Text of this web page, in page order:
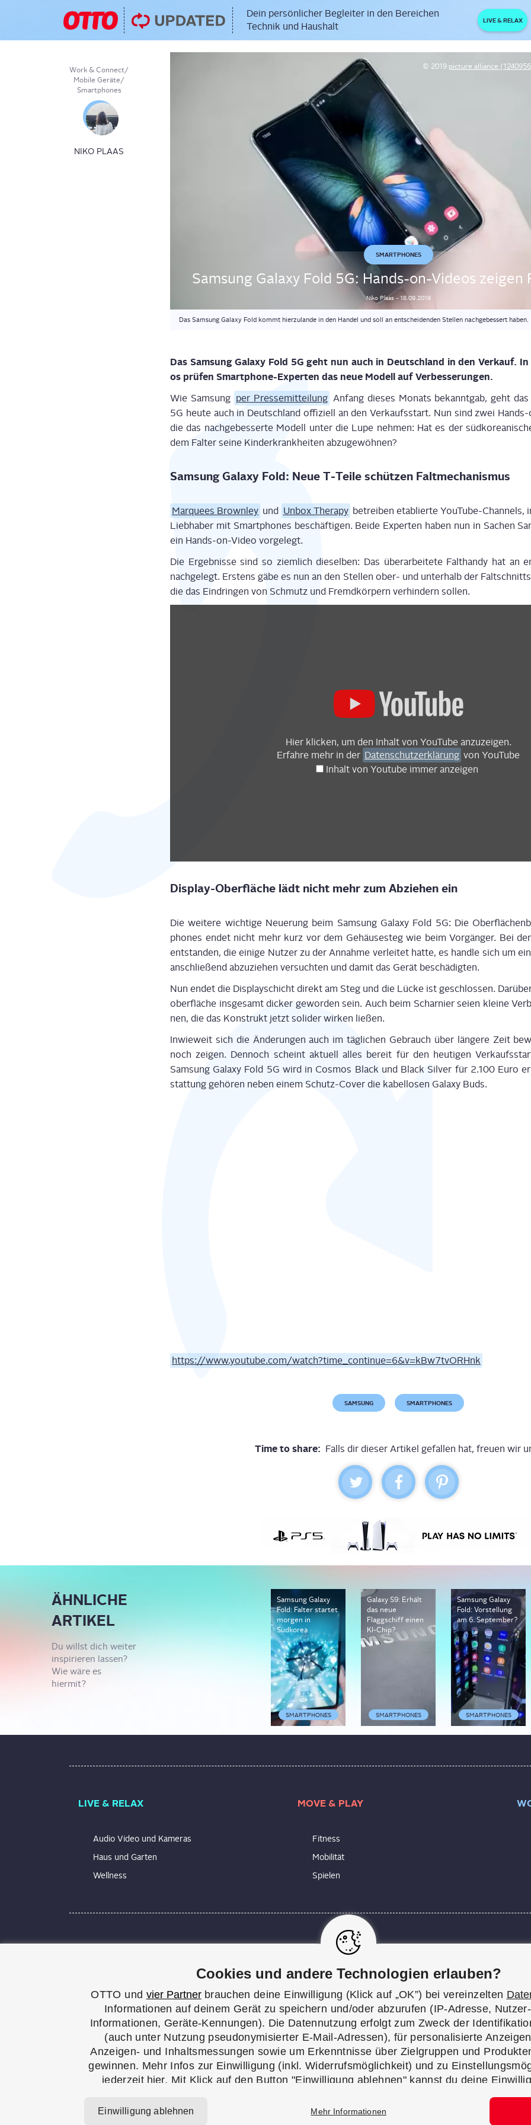
Dein persönlicher Begleiter in den Bereichen
Technik und Haushalt
LIVE & RELAX
Work & Connect/
Mobile Geräte/
Smartphones
NIKO PLAAS
© 2019 picture alliance
SMARTPHONES
Sam­sung Gala­xy Fold 5G: Hands-on-Vide­os
Niko Plaas - 18.09.2019
Das Samsung Galaxy Fold kommt hierzulande in den Handel und soll an entscheidenden Stellen nachgebessert haben.
Das Sam­sung Gala­xy Fold 5G geht nun auch in Deutsch­land in den Ver­kauf.
os prü­fen Smart­phone-Exper­ten das neue Modell auf Verbesserungen.
Wie Sam­sung per Pres­se­mit­tei­lung Anfang die­ses Monats bekannt­gab, geht
5G heu­te auch in Deutsch­land offi­zi­ell an den Ver­kaufs­start. Nun sind zwei
die das nach­ge­bes­ser­te Modell unter die Lupe neh­men: Hat es der
dem Fal­ter sei­ne Kin­der­krank­hei­ten abzugewöhnen?
Sam­sung Gala­xy Fold: Neue T‑Teile schüt­zen Faltmechanismus
Mar­quees Brown­ley und Unbox The­ra­py betrei­ben eta­blier­te You­Tube-Chan­nels,
Lieb­ha­ber mit Smart­phones beschäf­ti­gen. Bei­de Exper­ten haben nun in Sachen
ein Hands-on-Video vorgelegt.
Die Ergeb­nis­se sind so ziem­lich die­sel­ben: Das über­ar­bei­te­te Falt­han­dy hat an
nach­ge­legt. Ers­tens gäbe es nun an den Stel­len ober- und unter­halb der
die das Ein­drin­gen von Schmutz und Fremd­kör­pern ver­hin­dern sollen.
Hier kli­cken, um den Inhalt von You­Tube anzuzeigen.
Erfah­re mehr in der Daten­schutz­er­klä­rung von YouTube
Inhalt von You­tube immer anzeigen
Dis­play-Ober­flä­che lädt nicht mehr zum Abzie­hen ein
Die wei­te­re wich­ti­ge Neue­rung beim Sam­sung Gala­xy Fold 5G: Die
phones endet nicht mehr kurz vor dem Gehäu­se­steg wie beim Vor­gän­ger. Bei
ent­stan­den, die eini­ge Nut­zer zu der Annah­me ver­lei­tet hat­te, es hand­le sich um
anschlie­ßend abzu­zie­hen ver­such­ten und damit das Gerät beschädigten.
Nun endet die Dis­play­schicht direkt am Steg und die Lücke ist geschlos­sen.
ober­flä­che ins­ge­samt dicker gewor­den sein. Auch beim Schar­nier sei­en klei­ne
nen, die das Kon­strukt jetzt soli­der wir­ken ließen.
Inwie­weit sich die Ände­run­gen auch im täg­li­chen Gebrauch über län­ge­re Zeit
noch zei­gen. Den­noch scheint aktu­ell alles bereit für den heu­ti­gen
Sam­sung Gala­xy Fold 5G wird in Cos­mos Black und Black Sil­ver für 2.100 Euro
stat­tung gehö­ren neben einem Schutz-Cover die kabel­lo­sen Gala­xy Buds.
https://www.youtube.com/watch?time_continue=6&v=kBw7tvORHnk
SAMSUNG SMARTPHONES
Time to share: Falls dir dieser Artikel gefallen hat, freuen wir
ÄHNLICHE
ARTIKEL
Du willst dich weiter
inspirieren lassen?
Wie wäre es
hiermit?
SMARTPHONES
Samsung Galaxy
Fold: Falter startet
morgen in
Südkorea
SMARTPHONES
Galaxy S9: Erhält
das neue
Flaggschiff einen
KI-Chip?
SMARTPHONES
Samsung Galaxy
Fold: Vorstellung
am 6. September?
LIVE & RELAX
Audio Video und Kameras
Haus und Garten
Wellness
MOVE & PLAY
Fitness
Mobilität
Spielen
Technik macht Spaß und erleichtert unseren Alltag. Sie ist allgegenwärtig: von der akkubetriebenen
Bei UPDATED findest du praxisnahe Lösungen, die keine Fachkenntnisse voraussetzen. Egal, ob die
blinkt oder du bei der Einrichtung deines neuen Smartphones nicht weiterkommst – unsere
und leicht verständlichen Praxistipps genau die Hilfe, die du gerade suchst.
KON­TAKT
REDAK­TI­ON
IMPRES­SUM
DATENSCHUTZ
Cookies und andere Technologien erlauben?
OTTO und vier Partnerbrauchen deine Einwilligung (Klick auf „OK”) bei vereinzelten
Informationen auf deinem Gerät zu speichern und/oder abzurufen (IP-Adresse,
Informationen, Geräte-Kennungen). Die Datennutzung erfolgt zum Zweck der
(auch unter Nutzung pseudonymisierter E-Mail-Adressen), für personalisierte
Anzeigen- und Inhaltsmessungen sowie um Erkenntnisse über Zielgruppen und
gewinnen. Mehr Infos zur Einwilligung (inkl. Widerrufsmöglichkeit) und zu
jederzeit hier. Mit Klick auf den Button "Einwilligung ablehnen" kannst du deine
Einwilligung ablehnen Mehr Informationen